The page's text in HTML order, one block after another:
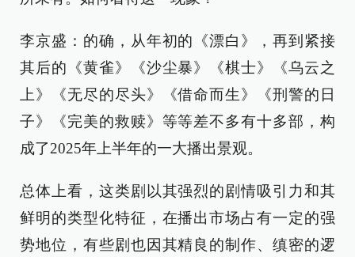
李京盛：的确，从年初的《漂白》，再到紧接
其后的《黄雀》《沙尘暴》《棋士》《乌云之
上》《无尽的尽头》《借命而生》《刑警的日
子》《完美的救赎》等等差不多有十多部，构
成了2025年上半年的一大播出景观。
总体上看，这类剧以其强烈的剧情吸引力和其
鲜明的类型化特征，在播出市场占有一定的强
势地位，有些剧也因其精良的制作、缜密的逻